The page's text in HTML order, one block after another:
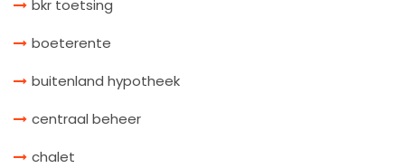
bkr toetsing
boeterente
buitenland hypotheek
centraal beheer
chalet